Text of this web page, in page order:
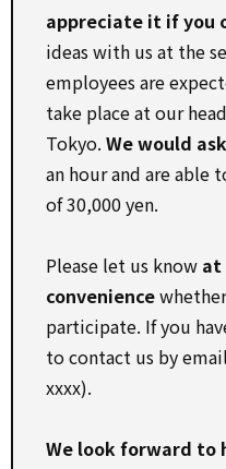
appreciate it if you
ideas with us at the
employees are
take place at our
Tokyo. We would
an hour and are able
of 30,000 yen.
Please let us know at
convenience
participate. If you
to contact us by
xxxx).
We look forward to